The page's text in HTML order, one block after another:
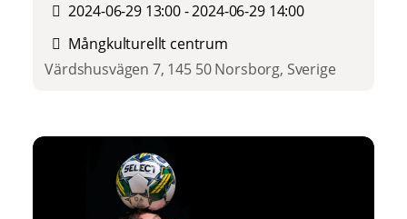
2024-06-29 13:00 - 2024-06-29 14:00
Mångkulturellt centrum
Värdshusvägen 7, 145 50 Norsborg, Sverige